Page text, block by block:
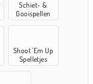
Schiet- &
Gooispellen
Shoot 'Em Up
Spelletjes